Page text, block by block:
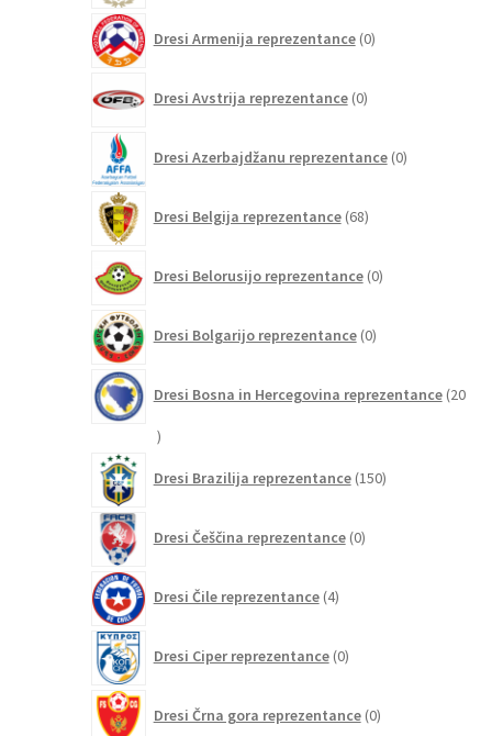
Dresi Armenija reprezentance 0izdelkov
Dresi Avstrija reprezentance 0izdelkov
Dresi Azerbajdžanu reprezentance 0izdelkov
Dresi Belgija reprezentance 68izdelkov
Dresi Belorusijo reprezentance 0izdelkov
Dresi Bolgarijo reprezentance 0izdelkov
Dresi Bosna in Hercegovina reprezentance 20
20
Dresi Brazilija reprezentance 150izdelkov
Dresi Češčina reprezentance 0izdelkov
Dresi Čile reprezentance 4izdelki
Dresi Ciper reprezentance 0izdelkov
Dresi Črna gora reprezentance 0izdelkov